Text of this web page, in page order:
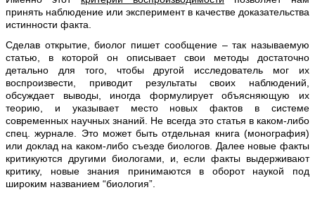
принять наблюдение или эксперимент в качестве доказательства
истинности факта.
Сделав открытие, биолог пишет сообщение – так называемую
статью, в которой он описывает свои методы достаточно
детально для того, чтобы другой исследователь мог их
воспроизвести, приводит результаты своих наблюдений,
обсуждает выводы, иногда формулирует объясняющую их
теорию, и указывает место новых фактов в системе
современных научных знаний. Не всегда это статья в каком-либо
спец. журнале. Это может быть отдельная книга (монография)
или доклад на каком-либо съезде биологов. Далее новые факты
критикуются другими биологами, и, если факты выдерживают
критику, новые знания принимаются в оборот наукой под
широким названием “биология”.